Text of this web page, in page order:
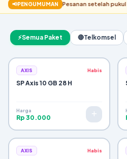
📢PENGUMUMAN
hingga selesai. • Pesanan setelah
⚡Semua Paket 🔴Telkomsel
AXIS Habis
SP Axis 10 GB 28 H
Harga
Rp 30.000
AXIS Habis
Pemesan:
Metode Bayar:
RINCIAN BARANG:
Total Tagihan:
Konfirmasi Pesanan via WhatsApp